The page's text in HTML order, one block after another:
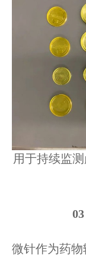
用于持续监
03
微针作为药